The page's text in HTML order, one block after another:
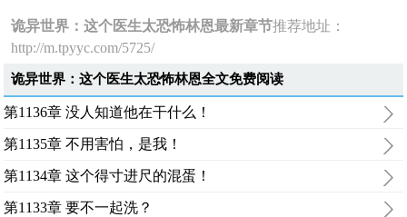
诡异世界：这个医生太恐怖林恩最新章节推荐地址：
http://m.tpyyc.com/5725/
诡异世界：这个医生太恐怖林恩全文免费阅读
第1136章 没人知道他在干什么！
第1135章 不用害怕，是我！
第1134章 这个得寸进尺的混蛋！
第1133章 要不一起洗？